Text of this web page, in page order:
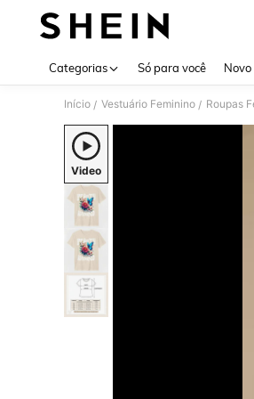
Categorias Só para você Novo
Início / Vestuário Feminino / Roupas
Video